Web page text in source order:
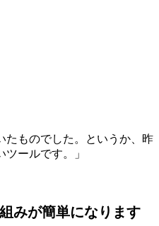
たものでした。というか、昨
ールです。」
みが簡単になります